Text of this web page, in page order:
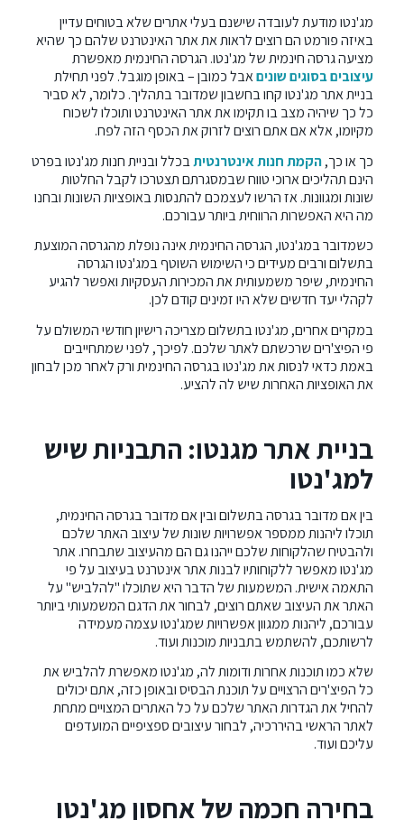
מג'נטו מודעת לעובדה שישנם בעלי אתרים שלא בטוחים עדיין
באיזה פורמט הם רוצים לראות את אתר האינטרנט שלהם כך שהיא
מציעה גרסה חינמית של מג'נטו. הגרסה החינמית מאפשרת
עיצובים בסוגים שוניםאבל כמובן – באופן מוגבל. לפני תחילת
בניית אתר מג'נטו קחו בחשבון שמדובר בתהליך. כלומר, לא סביר
כל כך שיהיה מצב בו תקימו את אתר האינטרנט ותוכלו לשכוח
מקיומו, אלא אם אתם רוצים לזרוק את הכסף הזה לפח.
כך או כך,הקמת חנות אינטרנטיתבכלל ובניית חנות מג'נטו בפרט
הינם תהליכים ארוכי טווח שבמסגרתם תצטרכו לקבל החלטות
שונות ומגוונות. אז הרשו לעצמכם להתנסות באופציות השונות ובחנו
מה היא האפשרות הרווחית ביותר עבורכם.
כשמדובר במג'נטו, הגרסה החינמית אינה נופלת מהגרסה המוצעת
בתשלום ורבים מעידים כי השימוש השוטף במג'נטו הגרסה
החינמית, שיפר משמעותית את המכירות העסקיות ואפשר להגיע
לקהלי יעד חדשים שלא היו זמינים קודם לכן.
במקרים אחרים, מג'נטו בתשלום מצריכה רישיון חודשי המשולם על
פי הפיצ'רים שרכשתם לאתר שלכם. לפיכך, לפני שמתחייבים
באמת כדאי לנסות את מג'נטו בגרסה החינמית ורק לאחר מכן לבחון
את האופציות האחרות שיש לה להציע.
בניית אתר מגנטו: התבניות שיש
למג'נטו
בין אם מדובר בגרסה בתשלום ובין אם מדובר בגרסה החינמית,
תוכלו ליהנות ממספר אפשרויות שונות של עיצוב האתר שלכם
ולהבטיח שהלקוחות שלכם ייהנו גם הם מהעיצוב שתבחרו. אתר
מג'נטו מאפשר ללקוחותיו לבנות אתר אינטרנט בעיצוב על פי
התאמה אישית. המשמעות של הדבר היא שתוכלו "להלביש" על
האתר את העיצוב שאתם רוצים, לבחור את הדגם המשמעותי ביותר
עבורכם, ליהנות ממגוון אפשרויות שמג'נטו עצמה מעמידה
לרשותכם, להשתמש בתבניות מוכנות ועוד.
שלא כמו תוכנות אחרות ודומות לה, מג'נטו מאפשרת להלביש את
כל הפיצ'רים הרצויים על תוכנת הבסיס ובאופן כזה, אתם יכולים
להחיל את הגדרות האתר שלכם על כל האתרים המצויים מתחת
לאתר הראשי בהיררכיה, לבחור עיצובים ספציפיים המועדפים
עליכם ועוד.
בחירה חכמה של אחסון מג'נטו